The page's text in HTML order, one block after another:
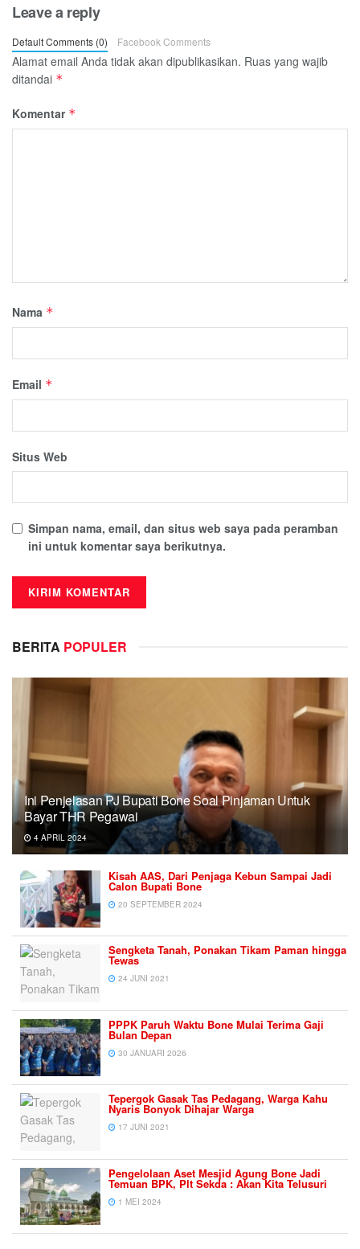
Leave a reply
Default Comments (0) Facebook Comments
Alamat email Anda tidak akan dipublikasikan. Ruas yang wajib
ditandai *
Komentar *
Nama *
Email *
Situs Web
Simpan nama, email, dan situs web saya pada peramban
ini untuk komentar saya berikutnya.
BERITA POPULER
Ini Penjelasan PJ Bupati Bone Soal Pinjaman Untuk
Bayar THR Pegawai
4 APRIL 2024
Kisah AAS, Dari Penjaga Kebun Sampai Jadi
Calon Bupati Bone
20 SEPTEMBER 2024
Sengketa Tanah, Ponakan Tikam Paman hingga
Tewas
24 JUNI 2021
PPPK Paruh Waktu Bone Mulai Terima Gaji
Bulan Depan
30 JANUARI 2026
Tepergok Gasak Tas Pedagang, Warga Kahu
Nyaris Bonyok Dihajar Warga
17 JUNI 2021
Pengelolaan Aset Mesjid Agung Bone Jadi
Temuan BPK, Plt Sekda : Akan Kita Telusuri
1 MEI 2024